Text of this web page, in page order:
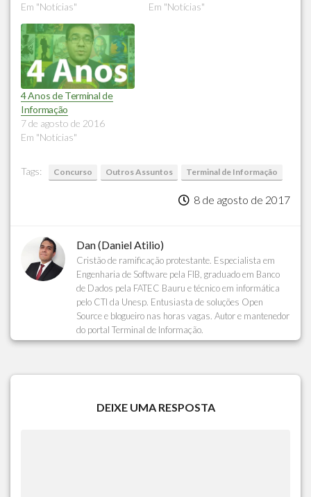
Em "Notícias"
Em "Notícias"
4 Anos de Terminal de
Informação
7 de agosto de 2016
Em "Notícias"
Tags: Concurso Outros Assuntos Terminal de Informação
8 de agosto de 2017
Dan (Daniel Atilio)
Cristão de ramificação protestante. Especialista em
Engenharia de Software pela FIB, graduado em Banco
de Dados pela FATEC Bauru e técnico em informática
pelo CTI da Unesp. Entusiasta de soluções Open
Source e blogueiro nas horas vagas. Autor e mantenedor
do portal Terminal de Informação.
DEIXE UMA RESPOSTA